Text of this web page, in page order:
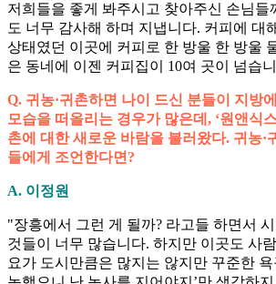
저희들을 좋게 봐주시고 찾아주신 손님들
도 너무 감사해 하며 지냅니다. 커피에 대
상태였던 이곳에 커피로 한 방울 한 방울
은 동네에 이젠 커피집이 10여 곳이 넘습
Q. 귀농·귀촌하면 나이 드신 분들이 지방
모습을 떠올리는 경우가 많은데, ‘원앤식
촌에 대한 새로운 바람을 불러왔다. 귀농·
들에게 조언한다면?
A. 이정원
"장흥에서 그런 게 될까? 라고들 하면서
것들이 너무 많습니다. 하지만 이곳도 사
요가 도시만큼은 많지는 않지만 꾸준한 욕